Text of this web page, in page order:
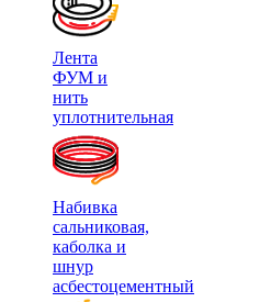
Лента
ФУМ и
нить
уплотнительная
Набивка
сальниковая,
каболка и
шнур
асбестоцементный